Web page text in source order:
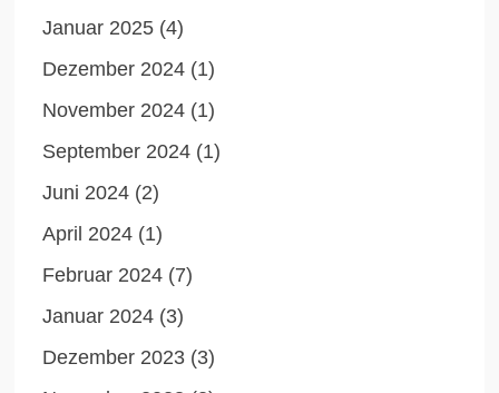
Januar 2025 (4)
Dezember 2024 (1)
November 2024 (1)
September 2024 (1)
Juni 2024 (2)
April 2024 (1)
Februar 2024 (7)
Januar 2024 (3)
Dezember 2023 (3)